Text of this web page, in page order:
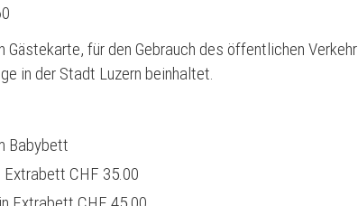
für den Gebrauch des öffentlichen
in der Stadt Luzern beinhaltet.
Babybett
Extrabett CHF 35.00